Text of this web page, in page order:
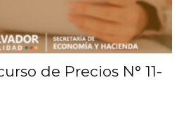
de Precios N° 11-